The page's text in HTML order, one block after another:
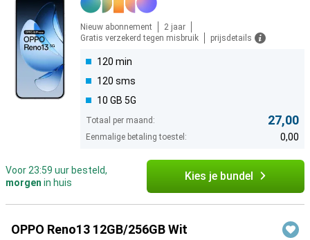
Nieuw abonnement
2 jaar
Gratis verzekerd tegen misbruik
prijsdetails
120 min
120 sms
10 GB 5G
Totaal per maand: 27,00
Eenmalige betaling toestel: 0,00
Voor 23:59 uur besteld,
morgen in huis Kies je bundel
OPPO Reno13 12GB/256GB Wit